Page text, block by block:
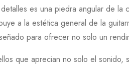
es una piedra angular de la
a la estética general de la
para ofrecer no solo un
que aprecian no solo el sonido,